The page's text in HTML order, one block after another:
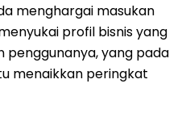
menghargai masukan
profil bisnis yang
yang pada
menaikkan peringkat